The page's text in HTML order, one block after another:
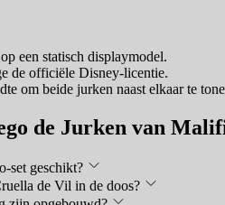
een statisch displaymodel.
de officiële Disney-licentie.
om beide jurken naast elkaar te
de Jurken van
set geschikt?
de Vil in de doos?